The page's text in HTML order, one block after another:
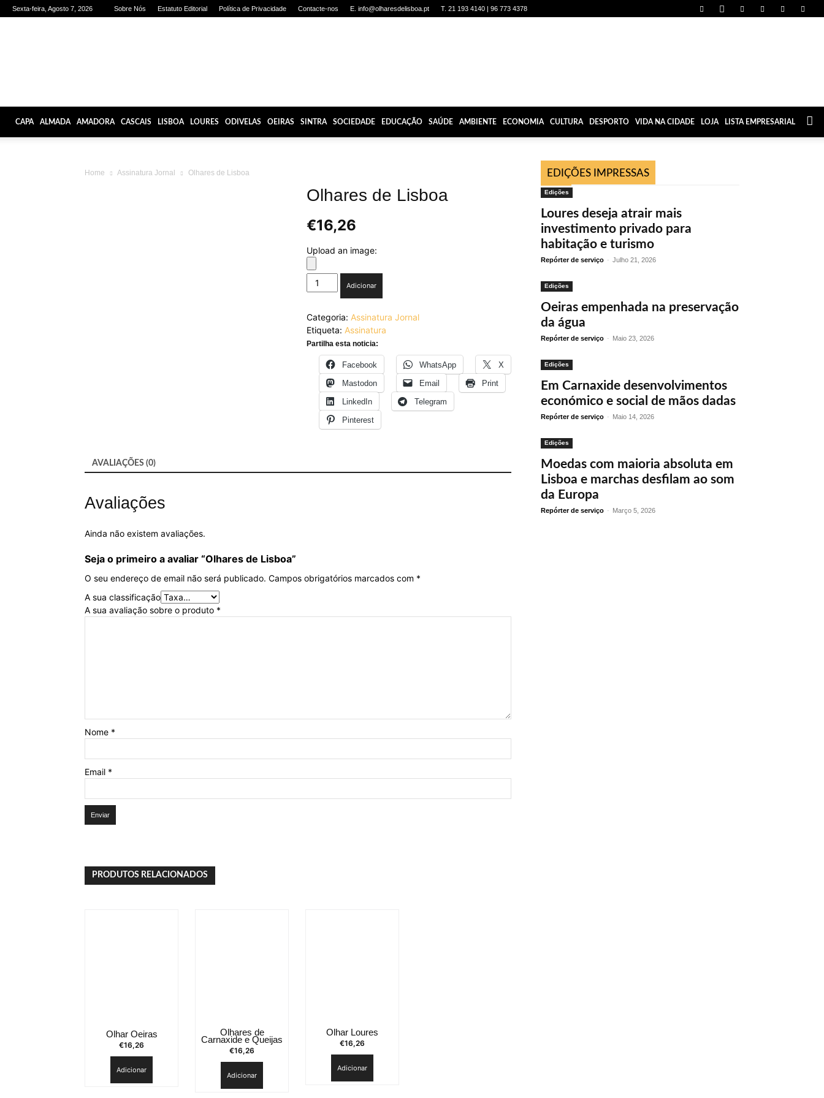
Sexta-feira, Agosto 7, 2026 Sobre Nós Estatuto Editorial Política de Privacidade Contacte-nos E. info@olharesdelisboa.pt T. 21 193 4140 | 96 773 4378
CAPA ALMADA AMADORA CASCAIS LISBOA LOURES ODIVELAS OEIRAS SINTRA SOCIEDADE EDUCAÇÃO SAÚDE AMBIENTE ECONOMIA CULTURA DESPORTO VIDA NA CIDADE LOJA LISTA EMPRESARIAL
Home Assinatura Jornal Olhares de Lisboa
Olhares de Lisboa
€16,26
Upload an image:
Quantidade
de
de
Lisboa
Adicionar
Categoria: Assinatura Jornal
Etiqueta: Assinatura
Partilha esta noticia:
Facebook WhatsApp
X
Mastodon
Email
Print
LinkedIn
Telegram
Pinterest
AVALIAÇÕES (0)
Avaliações
Ainda não existem avaliações.
Seja o primeiro a avaliar “Olhares de Lisboa”
O seu endereço de email não será publicado. Campos obrigatórios marcados com *
A sua classificação
A sua avaliação sobre o produto *
Nome *
Email *
PRODUTOS RELACIONADOS
Olhar Oeiras
€16,26
Adicionar
Olhares de
Carnaxide e Queijas
€16,26
Adicionar
Olhar Loures
€16,26
Adicionar
EDIÇÕES IMPRESSAS
Edições
Loures deseja atrair mais
investimento privado para
habitação e turismo
Repórter de serviço - Julho 21, 2026
Edições
Oeiras empenhada na preservação
da água
Repórter de serviço - Maio 23, 2026
Edições
Em Carnaxide desenvolvimentos
económico e social de mãos dadas
Repórter de serviço - Maio 14, 2026
Edições
Moedas com maioria absoluta em
Lisboa e marchas desfilam ao som
da Europa
Repórter de serviço - Março 5, 2026